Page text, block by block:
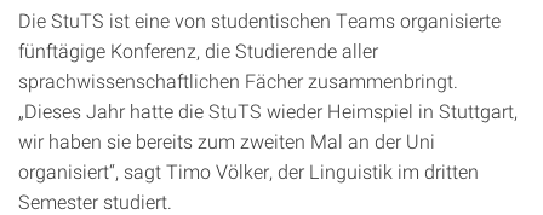
Die StuTS ist eine von studentischen Teams organisierte
fünftägige Konferenz, die Studierende aller
sprachwissenschaftlichen Fächer zusammenbringt.
„Dieses Jahr hatte die StuTS wieder Heimspiel in Stuttgart,
wir haben sie bereits zum zweiten Mal an der Uni
organisiert“, sagt Timo Völker, der Linguistik im dritten
Semester studiert.